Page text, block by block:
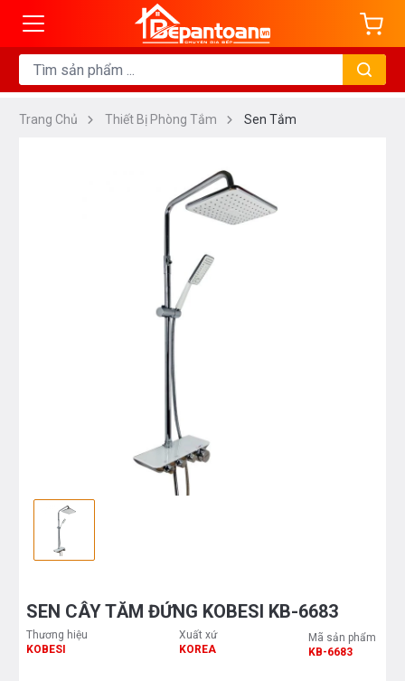
Trang Chủ Thiết Bị Phòng Tắm Sen Tắm
SEN CÂY TĂM ĐỨNG KOBESI KB-6683
Thương hiệu
KOBESI
Xuất xứ
KOREA
Mã sản phẩm
KB-6683